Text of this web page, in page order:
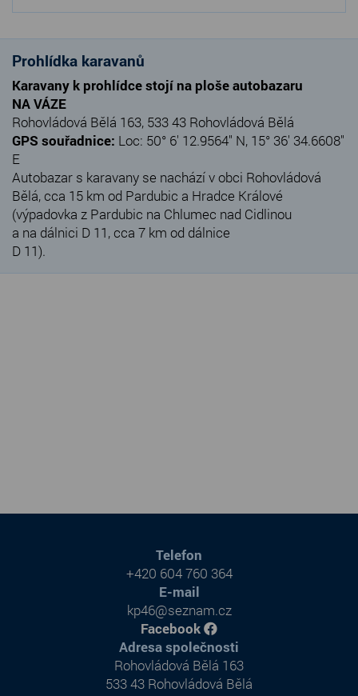
Prohlídka karavanů
Karavany k prohlídce stojí na ploše autobazaru
NA VÁZE
Rohovládová Bělá 163, 533 43 Rohovládová Bělá
GPS souřadnice: Loc: 50° 6' 12.9564" N, 15° 36' 34.6608"
E
Autobazar s karavany se nachází v obci Rohovládová
Bělá, cca 15 km od Pardubic a Hradce Králové
(výpadovka z Pardubic na Chlumec nad Cidlinou
a na dálnici D 11, cca 7 km od dálnice
D 11).
Adresa společnosti
Rohovládová Bělá 163
533 43 Rohovládová Bělá
Telefon
+420 604 760 364
E-mail
kp46@seznam.cz
Facebook